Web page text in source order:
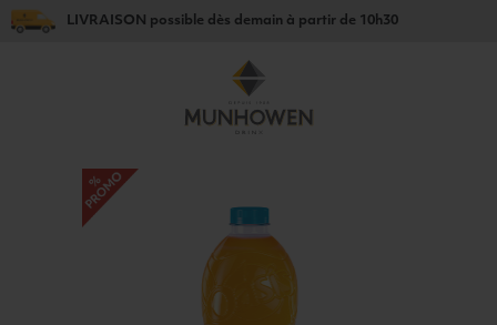
LIVRAISON possible dès demain à partir de 10h30